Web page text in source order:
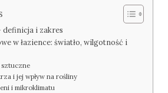
definicja i zakres
w łazience: światło, wilgotność i
sztuczne
i jej wpływ na rośliny
i mikroklimatu